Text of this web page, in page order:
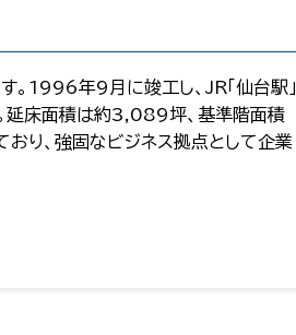
。1996年9月に竣工し、JR「仙台駅」
延床面積は約3,089坪、基準階面積
り、強固なビジネス拠点として企業